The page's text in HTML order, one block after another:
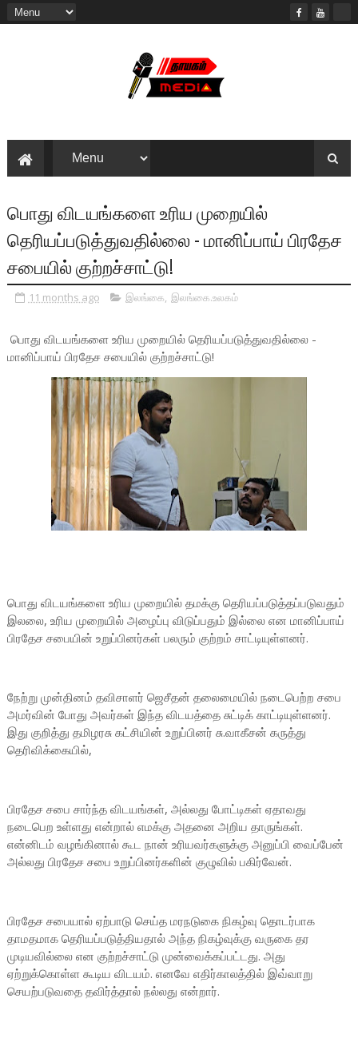
பொது விடயங்களை உரிய முறையில்
தெரியப்படுத்துவதில்லை - மானிப்பாய் பிரதேச
சபையில் குற்றச்சாட்டு!
11 months ago இலங்கை, இலங்கை.உலகம்
பொது விடயங்களை உரிய முறையில் தெரியப்படுத்துவதில்லை -
மானிப்பாய் பிரதேச சபையில் குற்றச்சாட்டு!
பொது விடயங்களை உரிய முறையில் தமக்கு தெரியப்படுத்தப்படுவதும்
இலலை, உரிய முறையில் அழைப்பு விடுப்பதும் இல்லை என மானிப்பாய்
பிரதேச சபையின் உறுப்பினர்கள் பலரும் குற்றம் சாட்டியுள்ளனர்.
நேற்று முன்தினம் தவிசாளர் ஜெசீதன் தலைமையில் நடைபெற்ற சபை
அமர்வின் போது அவர்கள் இந்த விடயத்தை சுட்டிக் காட்டியுள்ளனர்.
இது குறித்து தமிழரசு கட்சியின் உறுப்பினர் சு.வாகீசன் கருத்து
தெரிவிக்கையில்,
பிரதேச சபை சார்ந்த விடயங்கள், அல்லது போட்டிகள் ஏதாவது
நடைபெற உள்ளது என்றால் எமக்கு அதனை அறிய தாருங்கள்.
என்னிடம் வழங்கினால் கூட நான் உரியவர்களுக்கு அனுப்பி வைப்பேன்
அல்லது பிரதேச சபை உறுப்பினர்களின் குழுவில் பகிர்வேன்.
பிரதேச சபையால் ஏற்பாடு செய்த மரநடுகை நிகழ்வு தொடர்பாக
தாமதமாக தெரியப்படுத்தியதால் அந்த நிகழ்வுக்கு வருகை தர
முடியவில்லை என குற்றச்சாட்டு முன்வைக்கப்பட்டது. அது
ஏற்றுக்கொள்ள கூடிய விடயம். எனவே எதிர்காலத்தில் இவ்வாறு
செயற்படுவதை தவிர்த்தால் நல்லது என்றார்.